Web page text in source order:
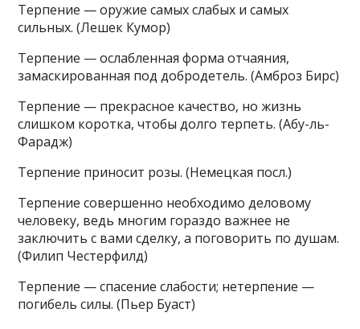
Терпение — оружие самых слабых и самых
сильных. (Лешек Кумор)
Терпение — ослабленная форма отчаяния,
замаскированная под добродетель. (Амброз Бирс)
Терпение — прекрасное качество, но жизнь
слишком коротка, чтобы долго терпеть. (Абу-ль-
Фарадж)
Терпение приносит розы. (Немецкая посл.)
Терпение совершенно необходимо деловому
человеку, ведь многим гораздо важнее не
заключить с вами сделку, а поговорить по душам.
(Филип Честерфилд)
Терпение — спасение слабости; нетерпение —
погибель силы. (Пьер Буаст)